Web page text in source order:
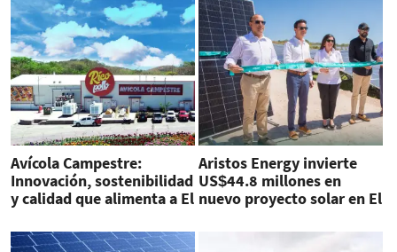
Avícola Campestre:
Innovación, sostenibilidad
y calidad que alimenta a El
Aristos Energy invierte
US$44.8 millones en
nuevo proyecto solar en El